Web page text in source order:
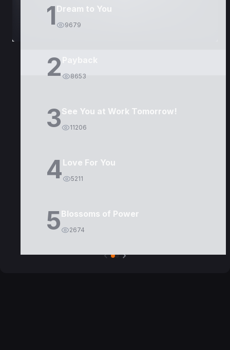
1 Dream to You
9679
2 8653
3See You at Work Tomorrow!
11206
4Love For You
5211
5Blossoms of Power
2674